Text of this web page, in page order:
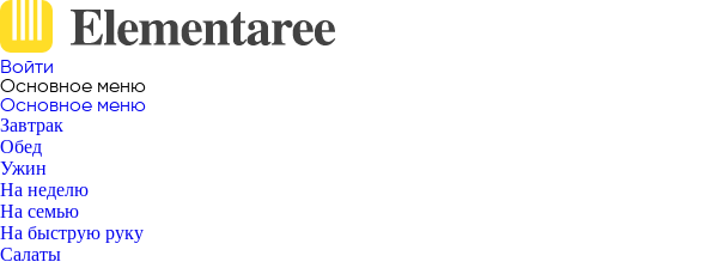
Войти
Основное меню
Основное меню
Завтрак
Обед
Ужин
На неделю
На семью
На быструю руку
Салаты